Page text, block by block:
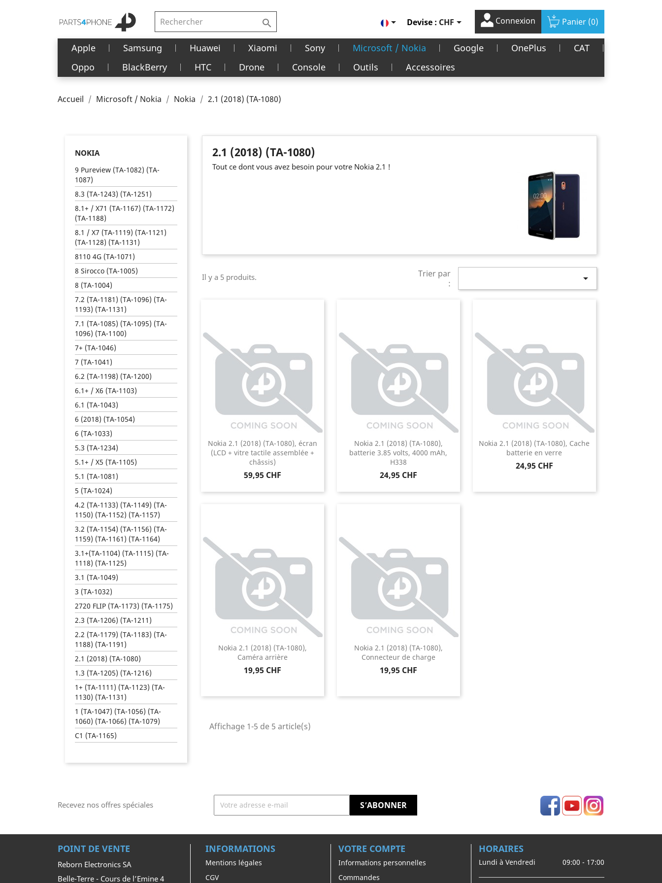
  Devise : CHF Connexion Panier (0)
Apple Samsung Huawei Xiaomi Sony Microsoft / Nokia Google OnePlus
CAT
Oppo
BlackBerry HTC Drone Console Outils Accessoires
Accueil Microsoft / Nokia Nokia 2.1 (2018) (TA-1080)
NOKIA
9 Pureview (TA-1082) (TA-
1087)
8.3 (TA-1243) (TA-1251)
8.1+ / X71 (TA-1167) (TA-1172)
(TA-1188)
8.1 / X7 (TA-1119) (TA-1121)
(TA-1128) (TA-1131)
8110 4G (TA-1071)
8 Sirocco (TA-1005)
8 (TA-1004)
7.2 (TA-1181) (TA-1096) (TA-
1193) (TA-1131)
7.1 (TA-1085) (TA-1095) (TA-
1096) (TA-1100)
7+ (TA-1046)
7 (TA-1041)
6.2 (TA-1198) (TA-1200)
6.1+ / X6 (TA-1103)
6.1 (TA-1043)
6 (2018) (TA-1054)
6 (TA-1033)
5.3 (TA-1234)
5.1+ / X5 (TA-1105)
5.1 (TA-1081)
5 (TA-1024)
4.2 (TA-1133) (TA-1149) (TA-
1150) (TA-1152) (TA-1157)
3.2 (TA-1154) (TA-1156) (TA-
1159) (TA-1161) (TA-1164)
3.1+(TA-1104) (TA-1115) (TA-
1118) (TA-1125)
3.1 (TA-1049)
3 (TA-1032)
2720 FLIP (TA-1173) (TA-1175)
2.3 (TA-1206) (TA-1211)
2.2 (TA-1179) (TA-1183) (TA-
1188) (TA-1191)
2.1 (2018) (TA-1080)
1.3 (TA-1205) (TA-1216)
1+ (TA-1111) (TA-1123) (TA-
1130) (TA-1131)
1 (TA-1047) (TA-1056) (TA-
1060) (TA-1066) (TA-1079)
C1 (TA-1165)
2.1 (2018) (TA-1080)
Tout ce dont vous avez besoin pour votre Nokia 2.1 !
Il y a 5 produits.
Trier par
:

Nokia 2.1 (2018) (TA-1080), écran
(LCD + vitre tactile assemblée +
châssis)
Prix
59,95 CHF
Nokia 2.1 (2018) (TA-1080),
batterie 3.85 volts, 4000 mAh,
H338
Prix
24,95 CHF
Nokia 2.1 (2018) (TA-1080), Cache
batterie en verre
Prix
24,95 CHF
Nokia 2.1 (2018) (TA-1080),
Caméra arrière
Prix
19,95 CHF
Nokia 2.1 (2018) (TA-1080),
Connecteur de charge
Prix
19,95 CHF
Affichage 1-5 de 5 article(s)
Recevez nos offres spéciales FacebookYouTubeInstagram
POINT DE VENTE
Reborn Electronics SA
Belle-Terre - Cours de l’Emine 4
INFORMATIONS
Mentions légales
CGV
VOTRE COMPTE
Informations personnelles
Commandes
HORAIRES
Lundi à Vendredi 09:00 - 17:00